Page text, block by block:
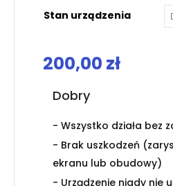
Stan urządzenia
200,00 zł
Dobry
- Wszystko działa bez
- Brak uszkodzeń
ekranu lub obudowy)
- Urządzenie nigdy nie